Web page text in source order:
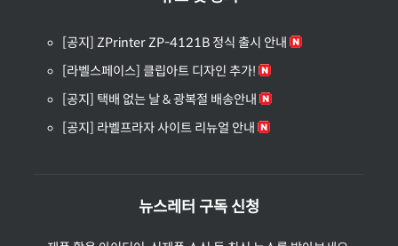
[공지] ZPrinter ZP-4121B 정식 출시 안내
[라벨스페이스] 클립아트 디자인 추가!
[공지] 택배 없는 날 & 광복절 배송안내
[공지] 라벨프라자 사이트 리뉴얼 안내
뉴스레터 구독 신청